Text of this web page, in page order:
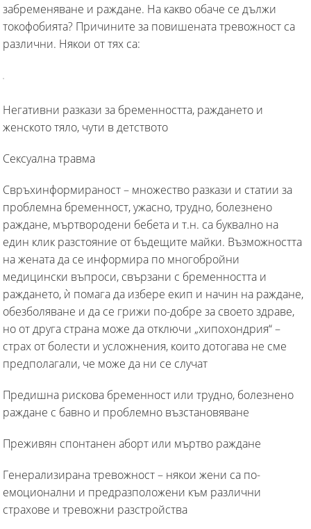
забременяване и раждане. На какво обаче се дължи
токофобията? Причините за повишената тревожност са
различни. Някои от тях са:
Негативни разкази за бременността, раждането и
женското тяло, чути в детството
Сексуална травма
Свръхинформираност – множество разкази и статии за
проблемна бременност, ужасно, трудно, болезнено
раждане, мъртвородени бебета и т.н. са буквално на
един клик разстояние от бъдещите майки. Възможността
на жената да се информира по многобройни
медицински въпроси, свързани с бременността и
раждането, ѝ помага да избере екип и начин на раждане,
обезболяване и да се грижи по-добре за своето здраве,
но от друга страна може да отключи „хипохондрия“ –
страх от болести и усложнения, които дотогава не сме
предполагали, че може да ни се случат
Предишна рискова бременност или трудно, болезнено
раждане с бавно и проблемно възстановяване
Преживян спонтанен аборт или мъртво раждане
Генерализирана тревожност – някои жени са по-
емоционални и предразположени към различни
страхове и тревожни разстройства